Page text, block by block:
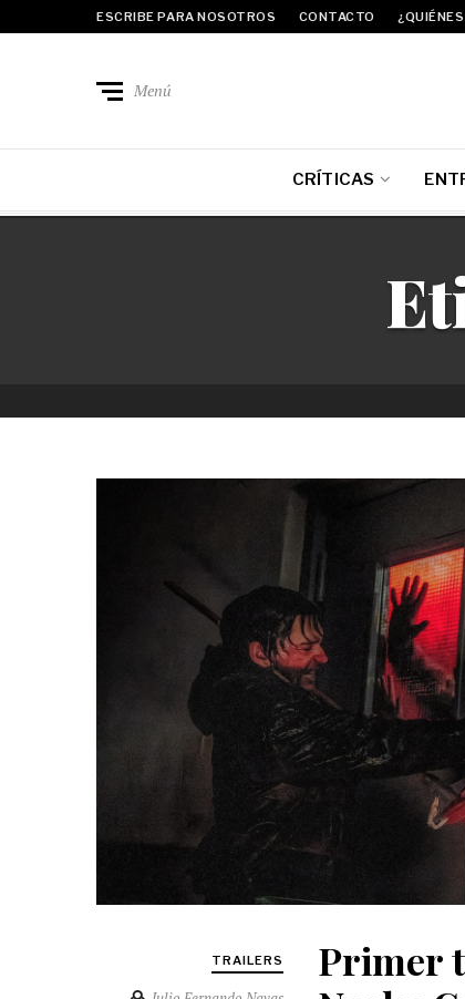
ESCRIBE PARA NOSOTROS CONTACTO
Menú
CRÍTICAS
TRAILERS
Primer